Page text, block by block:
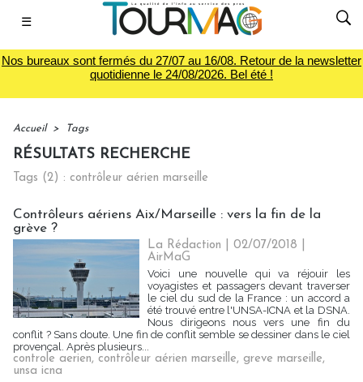
☰
Nos bureaux sont fermés du 27/07 au 16/08. Retour de la newsletter
quotidienne le 24/08/2026. Bel été !
Accueil > Tags
RÉSULTATS RECHERCHE
Tags (2) : contrôleur aérien marseille
Contrôleurs aériens Aix/Marseille : vers la fin de la
grève ?
La Rédaction | 02/07/2018
AirMaG
Voici une nouvelle qui va réjouir les
voyagistes et passagers devant traverser
le ciel du sud de la France : un accord a
été trouvé entre l'UNSA-ICNA et la DSNA.
Nous dirigeons nous vers une fin du
conflit ? Sans doute. Une fin de conflit semble se dessiner dans le ciel
provençal. Après plusieurs...
controle aerien, contrôleur aérien marseille, greve marseille,
unsa icna